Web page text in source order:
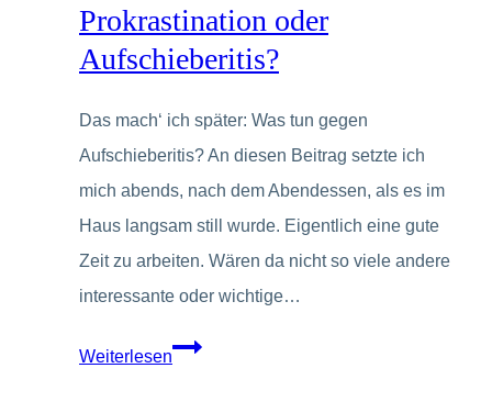
voll
im
Prokrastination oder
Aufschieberitis?
Das mach‘ ich später: Was tun gegen
Aufschieberitis? An diesen Beitrag setzte ich
mich abends, nach dem Abendessen, als es im
Haus langsam still wurde. Eigentlich eine gute
Zeit zu arbeiten. Wären da nicht so viele andere
interessante oder wichtige…
WeiterlesenProkrastination